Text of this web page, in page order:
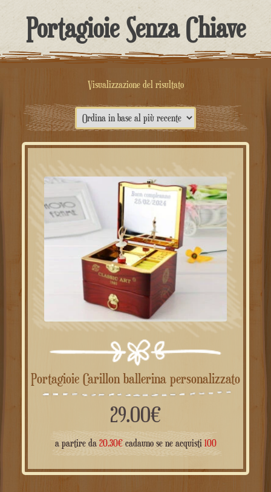
Portagioie Senza Chiave
Visualizzazione del risultato
Portagioie Carillon ballerina personalizzato
29.00€
a partire da 20.30€cadauno se ne acquisti 100